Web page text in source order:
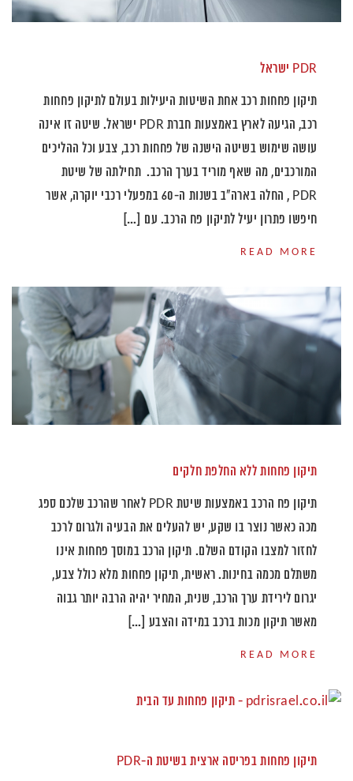
PDR ישראל
תיקון פחחות רכב אחת השיטות היעילות בעולם לתיקון פחחות
רכב, הגיעה לארץ באמצעות חברת PDR ישראל. שיטה זו אינה
עושה שימוש בשיטה הישנה של פחחות רכב, צבע וכל ההליכים
המורכבים, מה שאף מוריד בערך הרכב. תחילתה של שיטת
PDR , החלה בארה"ב בשנות ה-60 במפעלי רכבי יוקרה, אשר
חיפשו פתרון יעיל לתיקון פח הרכב. עם […]
READ MORE
תיקון פחחות ללא החלפת חלקים
תיקון פח הרכב באמצעות שיטת PDR לאחר שהרכב שלכם ספג
מכה כאשר נוצר בו שקע, יש להעלים את הבעיה ולגרום לרכב
לחזור למצבו הקודם השלם. תיקון הרכב במוסך פחחות אינו
משתלם מכמה בחינות. ראשית, תיקון פחחות מלא כולל צבע,
יגרום לירידת ערך הרכב, שנית, המחיר יהיה הרבה יותר גבוה
מאשר תיקון מכות ברכב במידה והצבע […]
READ MORE
תיקון פחחות בפריסה ארצית בשיטת ה-PDR